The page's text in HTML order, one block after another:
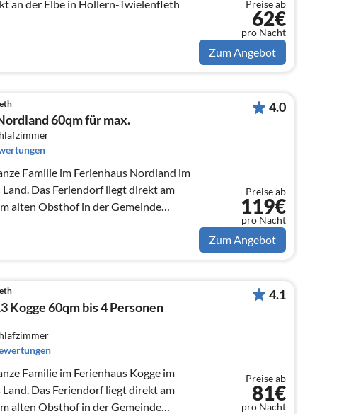
an der Elbe in Hollern-Twielenfleth
Preise ab
62€
pro Nacht
Zum Angebot
60qm für max.
Familie im Ferienhaus Nordland im
Das Feriendorf liegt direkt am
alten Obsthof in der Gemeinde
4.0
Preise ab
119€
pro Nacht
Zum Angebot
Kogge 60qm bis 4 Personen
Familie im Ferienhaus Kogge im
Das Feriendorf liegt direkt am
alten Obsthof in der Gemeinde
4.1
Preise ab
81€
pro Nacht